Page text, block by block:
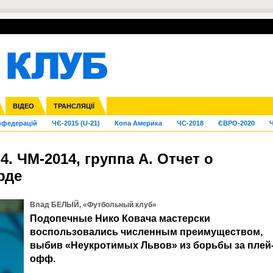
ВІДЕО ТРАНСЛЯЦІЇ
ліга Кубок України Молодіжка
Ліга націй Ліга конференцій
Франція Інші
ЧЄ-2015 (U-21) Копа Америка ЧС-2018 ЄВРО-2020
УПЛ-ПЕРЕХОДИ
ЧМ-2014, группа А. Отчет о
Влад БЕЛЫЙ, «Футбольный клуб»
Подопечные Нико Ковача мастерски
воспользовались численным преимуществом,
выбив «Неукротимых Львов» из борьбы за
офф.